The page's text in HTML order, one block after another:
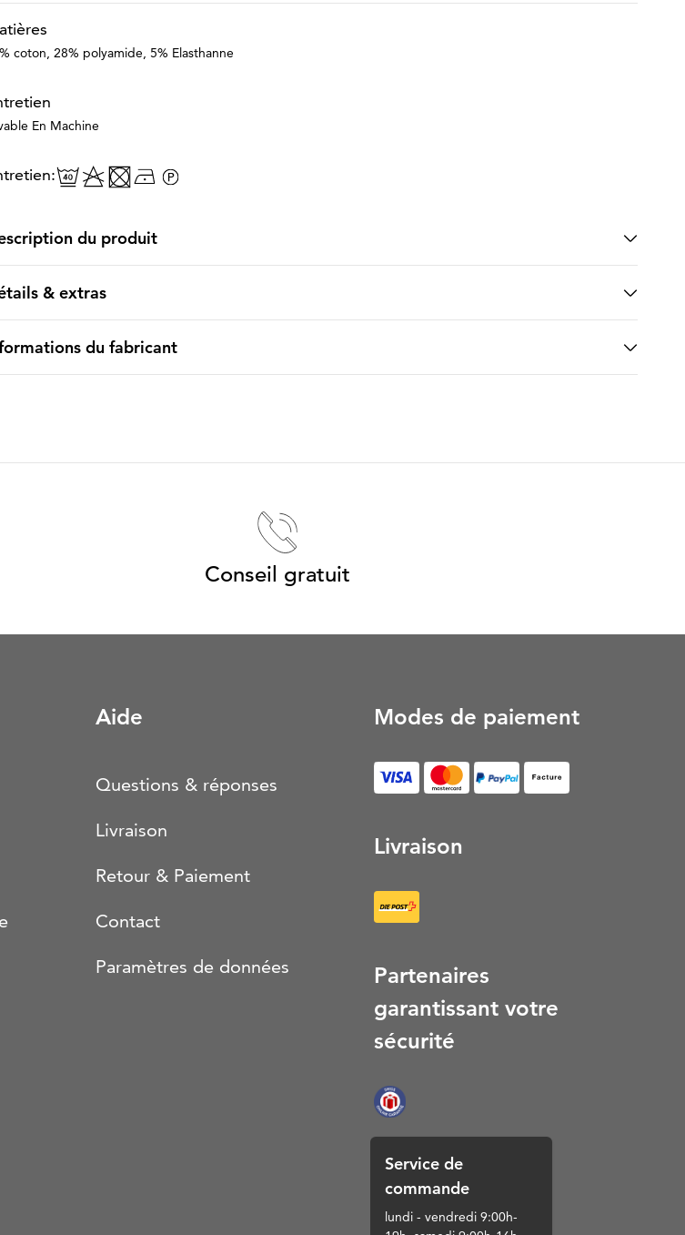
coton, 28% polyamide, 5% Elasthanne
En Machine
du produit
& extras
du fabricant
Conseil gratuit
Aide
Questions & réponses
Livraison
Retour & Paiement
Contact
Paramètres de données
Modes de paiement
Facture (S’ouvre dans
Livraison
Partenaires
garantissant votre
sécurité
Service de
commande
lundi - vendredi 9:00h-